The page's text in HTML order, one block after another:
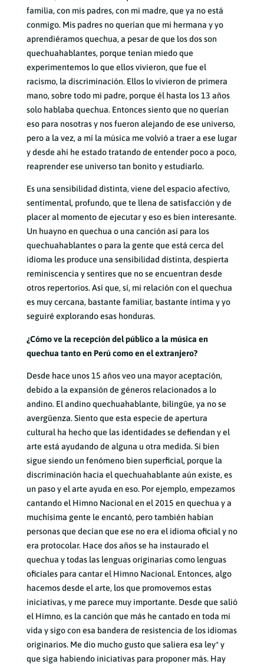
familia, con mis padres, con mi madre, que ya no está
conmigo. Mis padres no querían que mi hermana y yo
aprendiéramos quechua, a pesar de que los dos son
quechuahablantes, porque tenían miedo que
experimentemos lo que ellos vivieron, que fue el
racismo, la discriminación. Ellos lo vivieron de primera
mano, sobre todo mi padre, porque él hasta los 13 años
solo hablaba quechua. Entonces siento que no querían
eso para nosotras y nos fueron alejando de ese universo,
pero a la vez, a mí la música me volvió a traer a ese lugar
y desde ahí he estado tratando de entender poco a poco,
reaprender ese universo tan bonito y estudiarlo.
Es una sensibilidad distinta, viene del espacio afectivo,
sentimental, profundo, que te llena de satisfacción y de
placer al momento de ejecutar y eso es bien interesante.
Un huayno en quechua o una canción así para los
quechuahablantes o para la gente que está cerca del
idioma les produce una sensibilidad distinta, despierta
reminiscencia y sentires que no se encuentran desde
otros repertorios. Así que, sí, mi relación con el quechua
es muy cercana, bastante familiar, bastante íntima y yo
seguiré explorando esas honduras.
¿Cómo ve la recepción del público a la música en
quechua tanto en Perú como en el extranjero?
Desde hace unos 15 años veo una mayor aceptación,
debido a la expansión de géneros relacionados a lo
andino. El andino quechuahablante, bilingüe, ya no se
avergüenza. Siento que esta especie de apertura
cultural ha hecho que las identidades se defiendan y el
arte está ayudando de alguna u otra medida. Si bien
sigue siendo un fenómeno bien superficial, porque la
discriminación hacia el quechuahablante aún existe, es
un paso y el arte ayuda en eso. Por ejemplo, empezamos
cantando el Himno Nacional en el 2015 en quechua y a
muchísima gente le encantó, pero también habían
personas que decían que ese no era el idioma oficial y no
era protocolar. Hace dos años se ha instaurado el
quechua y todas las lenguas originarias como lenguas
oficiales para cantar el Himno Nacional. Entonces, algo
hacemos desde el arte, los que promovemos estas
iniciativas, y me parece muy importante. Desde que salió
el Himno, es la canción que más he cantado en toda mi
vida y sigo con esa bandera de resistencia de los idiomas
originarios. Me dio mucho gusto que saliera esa ley* y
que siga habiendo iniciativas para proponer más. Hay